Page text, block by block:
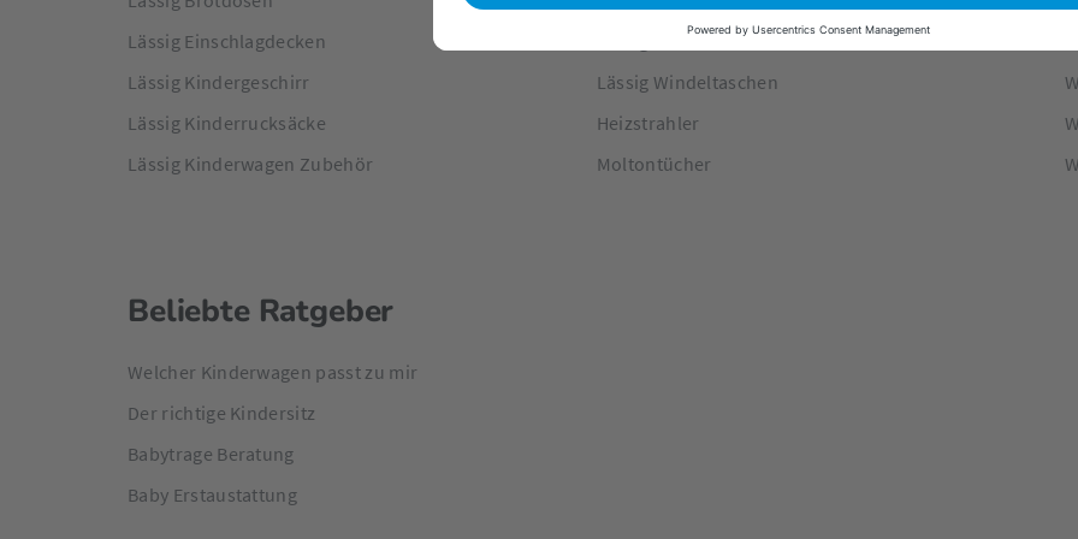
Lässig Einschlagdecken
Lässig Kindergeschirr
Lässig Kinderrucksäcke
Lässig Kinderwagen Zubehör
Lässig Wickeltasche
Lässig Windeltaschen
Heizstrahler
Moltontücher
Beliebte Ratgeber
Welcher Kinderwagen passt zu mir
Der richtige Kindersitz
Babytrage Beratung
Baby Erstaustattung